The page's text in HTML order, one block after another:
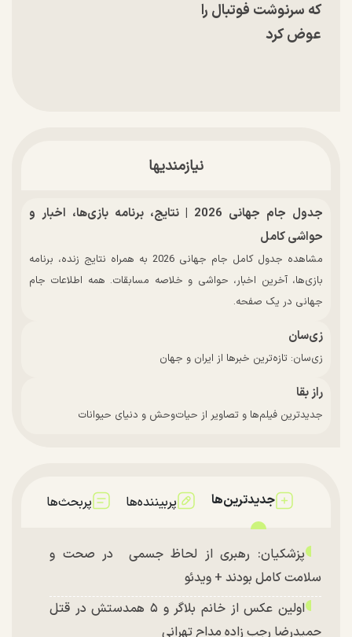
که سرنوشت فوتبال را
عوض کرد
نیازمندیها
جدول جام جهانی 2026 | نتایج، برنامه بازی‌ها، اخبار و
حواشی کامل
مشاهده جدول کامل جام جهانی 2026 به همراه نتایج زنده، برنامه
بازی‌ها، آخرین اخبار، حواشی و خلاصه مسابقات. همه اطلاعات جام
جهانی در یک صفحه.
زی‌سان
زی‌سان: تازه‌ترین خبرها از ایران و جهان
راز بقا
جدیدترین فیلم‌ها و تصاویر از حیات‌وحش و دنیای حیوانات
جدیدترین‌ها پربیننده‌ها پربحث‌ها
پزشکیان: رهبری از لحاظ جسمی در صحت و
سلامت کامل بودند + ویدئو
اولین عکس از خانم بلاگر و ۵ همدستش در قتل
حمیدرضا رجب زاده مداح تهرانی